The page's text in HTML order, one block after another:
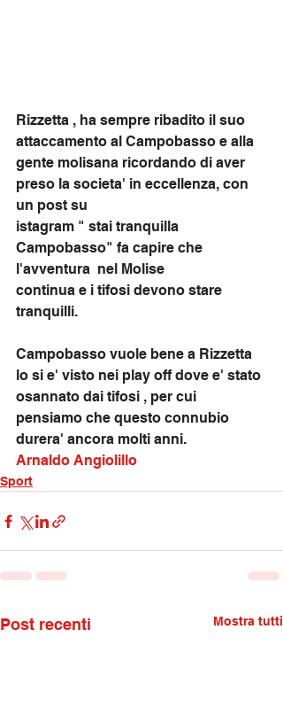
Rizzetta , ha sempre ribadito il suo
attaccamento al Campobasso e alla
gente molisana ricordando di aver
preso la societa' in eccellenza, con
un post su
istagram " stai tranquilla
Campobasso" fa capire che
l'avventura  nel Molise
continua e i tifosi devono stare
tranquilli.
Campobasso vuole bene a Rizzetta
lo si e' visto nei play off dove e' stato
osannato dai tifosi , per cui
pensiamo che questo connubio
durera' ancora molti anni.
Arnaldo Angiolillo
Sport
Post recenti Mostra tutti